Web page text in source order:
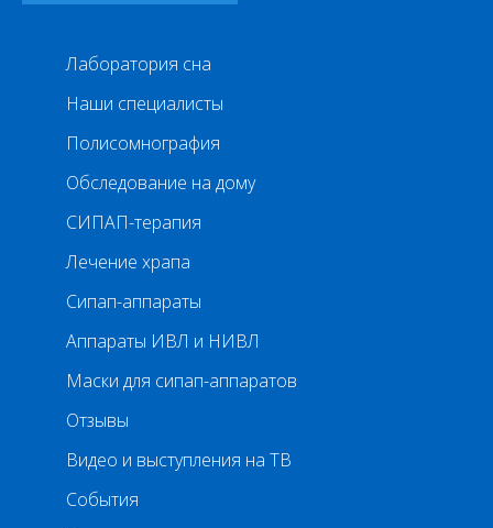
Лаборатория сна
Наши специалисты
Полисомнография
Обследование на дому
СИПАП-терапия
Лечение храпа
Сипап-аппараты
Аппараты ИВЛ и НИВЛ
Маски для сипап-аппаратов
Отзывы
Видео и выступления на ТВ
События